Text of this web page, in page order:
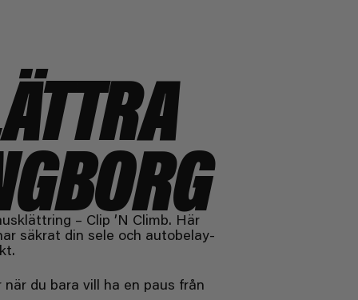
– Clip ’N Climb. Här
säkrat din sele och autobelay-
du bara vill ha en paus från